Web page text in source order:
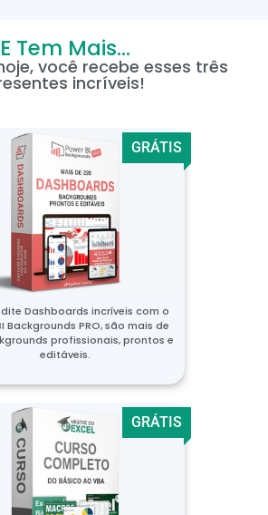
E Tem Mais...
você recebe esses três
incríveis!
GRÁTIS
Dashboards incríveis com o
Backgrounds PRO, são mais de
profissionais, prontos e
editáveis.
GRÁTIS